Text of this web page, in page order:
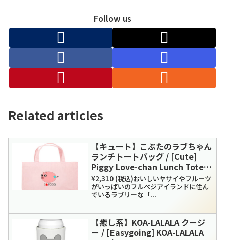
Follow us
Related articles
【キュート】こぶたのラブちゃん
ランチトートバッグ / [Cute]
Piggy Love-chan Lunch Tote
Bag
¥2,310 (税込)おいしいヤサイやフルーツ
がいっぱいのフルべジアイランドに住ん
でいるラブリーな「...
【癒し系】KOA-LALALA クージ
ー / [Easygoing] KOA-LALALA